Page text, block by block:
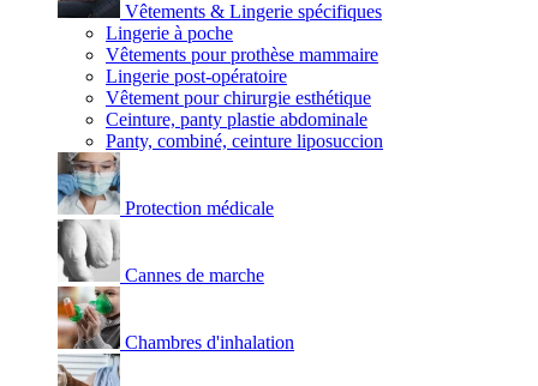
Vêtements & Lingerie spécifiques
Lingerie à poche
Vêtements pour prothèse mammaire
Lingerie post-opératoire
Vêtement pour chirurgie esthétique
Ceinture, panty plastie abdominale
Panty, combiné, ceinture liposuccion
Protection médicale
Cannes de marche
Chambres d'inhalation